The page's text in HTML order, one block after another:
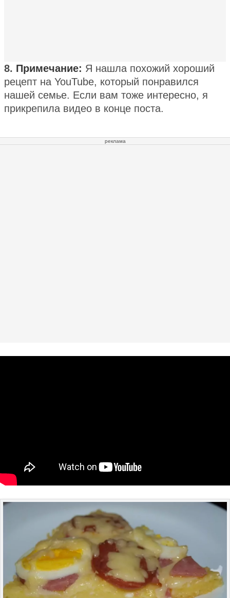
8. Примечание: Я нашла похожий хороший
рецепт на YouTube, который понравился
нашей семье. Если вам тоже интересно, я
прикрепила видео в конце поста.
реклама